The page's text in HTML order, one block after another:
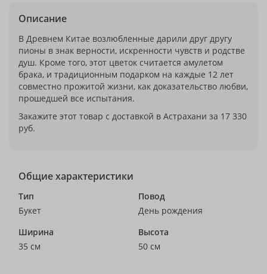
Описание
В Древнем Китае возлюбленные дарили друг другу
пионы в знак верности, искренности чувств и родстве
душ. Кроме того, этот цветок считается амулетом
брака, и традиционным подарком на каждые 12 лет
совместно прожитой жизни, как доказательство любви,
прошедшей все испытания.
Закажите этот товар с доставкой в Астрахани за 17 330
руб.
Общие характеристики
Тип
Букет
Повод
День рождения
Ширина
35 см
Высота
50 см